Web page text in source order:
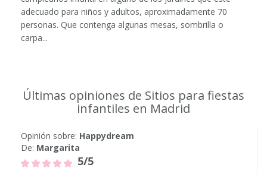
adecuado para niños y adultos, aproximadamente 70
personas. Que contenga algunas mesas, sombrilla o
carpa...
Últimas opiniones de Sitios para fiestas
infantiles en Madrid
Opinión sobre: Happydream
De: Margarita
5/5